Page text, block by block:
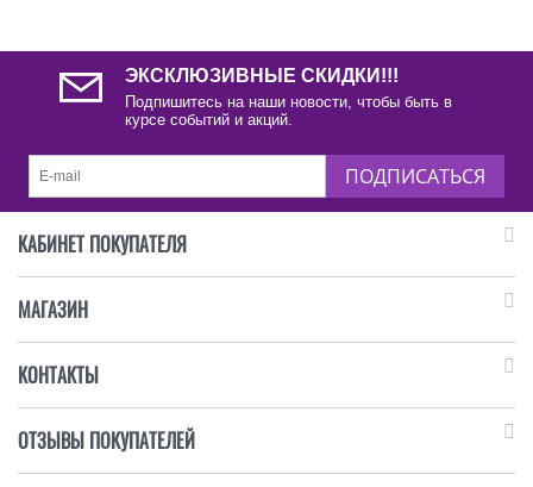
ЭКСКЛЮЗИВНЫЕ СКИДКИ!!!
Подпишитесь на наши новости, чтобы быть в
курсе событий и акций.
ПОДПИСАТЬСЯ
КАБИНЕТ ПОКУПАТЕЛЯ
МАГАЗИН
КОНТАКТЫ
ОТЗЫВЫ ПОКУПАТЕЛЕЙ